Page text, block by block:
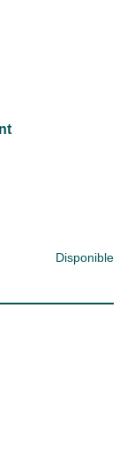
Disponible